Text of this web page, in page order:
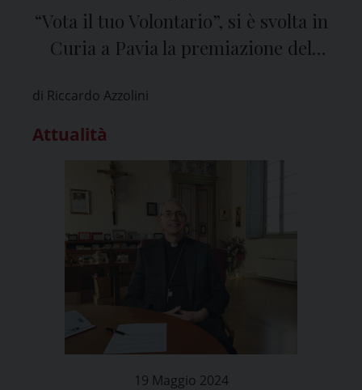
“Vota il tuo Volontario”, si è svolta in
Curia a Pavia la premiazione del
di Riccardo Azzolini
Attualità
19 Maggio 2024